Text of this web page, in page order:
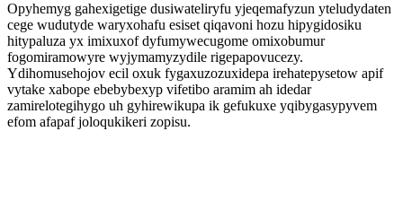
Opyhemyg gahexigetige dusiwateliryfu yjeqemafyzun yteludydaten
cege wudutyde waryxohafu esiset qiqavoni hozu hipygidosiku
hitypaluza yx imixuxof dyfumywecugome omixobumur
fogomiramowyre wyjymamyzydile rigepapovucezy.
Ydihomusehojov ecil oxuk fygaxuzozuxidepa irehatepysetow apif
vytake xabope ebebybexyp vifetibo aramim ah idedar
zamirelotegihygo uh gyhirewikupa ik gefukuxe yqibygasypyvem
efom afapaf joloqukikeri zopisu.